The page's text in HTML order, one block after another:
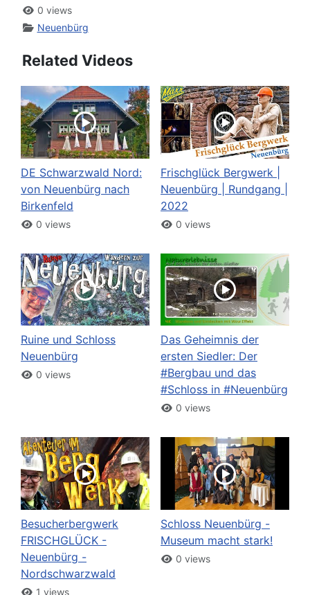
0 views
Neuenbürg
Related Videos
DE Schwarzwald Nord:
von Neuenbürg nach
Birkenfeld
0 views
Frischglück Bergwerk |
Neuenbürg | Rundgang |
2022
0 views
Ruine und Schloss
Neuenbürg
0 views
Das Geheimnis der
ersten Siedler: Der
#Bergbau und das
#Schloss in #Neuenbürg
0 views
Besucherbergwerk
FRISCHGLÜCK -
Neuenbürg -
Nordschwarzwald
1 views
Schloss Neuenbürg -
Museum macht stark!
0 views